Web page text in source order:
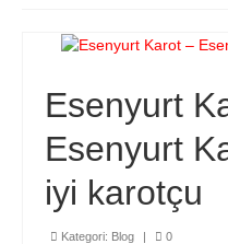
Beton Delme Karot
Elmaslı Kesme Karot
Hizmetlerimiz
Blog
İletişim
Esenyurt
Esenyurt
iyi karotçu
Kategori: Blog | 0